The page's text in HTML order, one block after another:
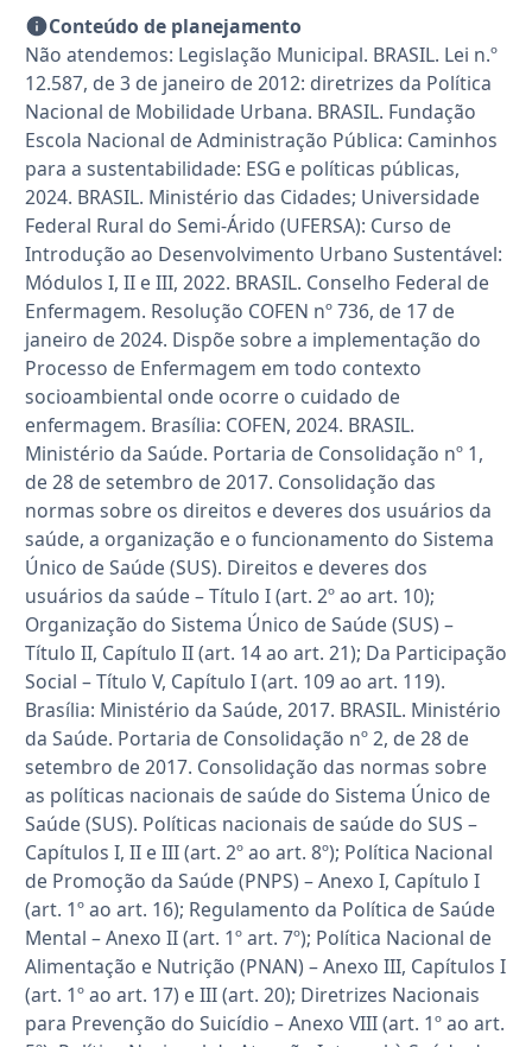
Conteúdo de planejamento
Não atendemos: Legislação Municipal. BRASIL. Lei n.º
12.587, de 3 de janeiro de 2012: diretrizes da Política
Nacional de Mobilidade Urbana. BRASIL. Fundação
Escola Nacional de Administração Pública: Caminhos
para a sustentabilidade: ESG e políticas públicas,
2024. BRASIL. Ministério das Cidades; Universidade
Federal Rural do Semi-Árido (UFERSA): Curso de
Introdução ao Desenvolvimento Urbano Sustentável:
Módulos I, II e III, 2022. BRASIL. Conselho Federal de
Enfermagem. Resolução COFEN nº 736, de 17 de
janeiro de 2024. Dispõe sobre a implementação do
Processo de Enfermagem em todo contexto
socioambiental onde ocorre o cuidado de
enfermagem. Brasília: COFEN, 2024. BRASIL.
Ministério da Saúde. Portaria de Consolidação nº 1,
de 28 de setembro de 2017. Consolidação das
normas sobre os direitos e deveres dos usuários da
saúde, a organização e o funcionamento do Sistema
Único de Saúde (SUS). Direitos e deveres dos
usuários da saúde – Título I (art. 2º ao art. 10);
Organização do Sistema Único de Saúde (SUS) –
Título II, Capítulo II (art. 14 ao art. 21); Da Participação
Social – Título V, Capítulo I (art. 109 ao art. 119).
Brasília: Ministério da Saúde, 2017. BRASIL. Ministério
da Saúde. Portaria de Consolidação nº 2, de 28 de
setembro de 2017. Consolidação das normas sobre
as políticas nacionais de saúde do Sistema Único de
Saúde (SUS). Políticas nacionais de saúde do SUS –
Capítulos I, II e III (art. 2º ao art. 8º); Política Nacional
de Promoção da Saúde (PNPS) – Anexo I, Capítulo I
(art. 1º ao art. 16); Regulamento da Política de Saúde
Mental – Anexo II (art. 1º art. 7º); Política Nacional de
Alimentação e Nutrição (PNAN) – Anexo III, Capítulos I
(art. 1º ao art. 17) e III (art. 20); Diretrizes Nacionais
para Prevenção do Suicídio – Anexo VIII (art. 1º ao art.